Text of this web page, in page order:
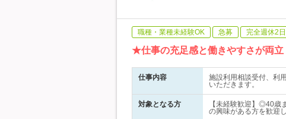
職種・業種未経験OK 急募 完全週休2日
★仕事の充足感と働きやすさが両
仕事内容
施設利用相談受付、利
いただきます。
対象となる方
【未経験歓迎】◎40
の興味がある方を歓迎